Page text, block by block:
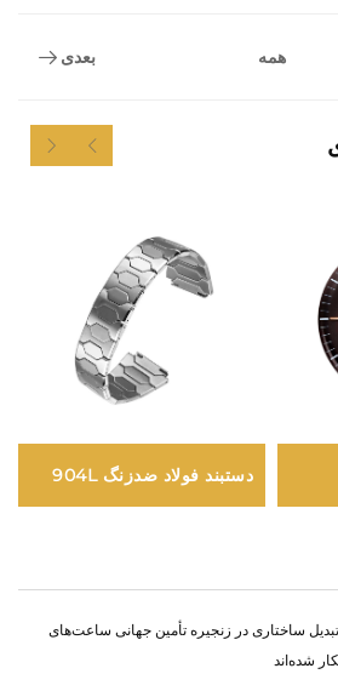
همه بعدی
دستبند فولاد ضدزنگ 904L
ساختاری در زنجیره تأمین جهانی ساعت‌های